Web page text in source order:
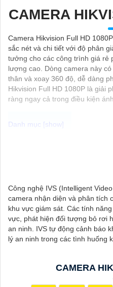
CAMERA
Camera Hikvision Full HD
sắc nét và chi tiết với độ phân
tưởng cho các công trình giá rẻ
lượng cao. Dòng camera này
thân và xoay 360 độ, dễ dàng
Hikvision Full HD 1080P là giải
ràng ngay cả trong điều kiện
Dĩ nhiên, dưới đây là một mẫu
camera Hikvision giá rẻ và
Chúng tôi xin trân trọng giới
giá rẻ và chuyên nghiệp cho dự
Với kinh nghiệm lâu năm trong
thuật viên của chúng tôi cam
ninh hiệu quả, đáng tin cậy và
Camera của Hikvision được
còn đem đến sự tin cậy và an
Nếu quý vị quan tâm đến việc
Công nghệ IVS (Intelligent
camera nhận diện và phân tích
khu vực giám sát. Các tính
vực, phát hiện đối tượng bỏ rơi
an ninh. IVS tự động cảnh báo
lý an ninh trong các tình huống
CAMERA